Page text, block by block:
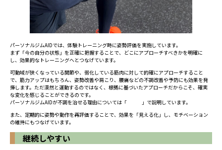
パーソナルジムAIDでは、体験トレーニング時に姿勢評価を実施しています。
まず「今の自分の状態」を正確に把握することで、どこにアプローチすべきかを明確に
し、効果的なトレーニングへとつなげています。
可動域が狭くなっている関節や、弱化している筋肉に対して的確にアプローチすること
で、筋力アップはもちろん、姿勢改善や肩こり、腰痛などの不調改善や予防にも効果を発
揮します。ただ漠然と運動するのではなく、根拠に基づいたアプローチだからこそ、確実
な変化を感じることができるのです。
パーソナルジムAIDが不調を治せる理由については「
」で説明しています。
また、定期的に姿勢や動作を再評価することで、効果を「見える化」し、モチベーション
の維持にもつなげています。
継続しやすい